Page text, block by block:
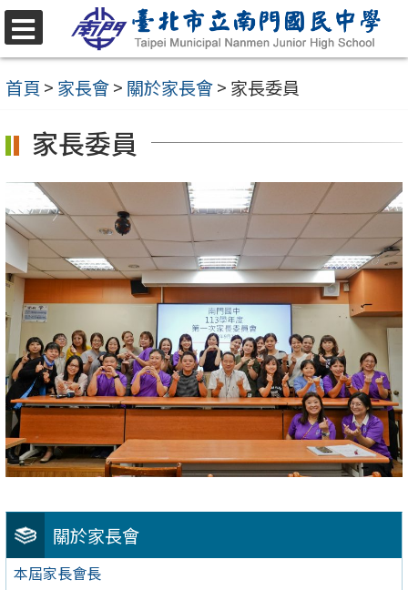
跳
至
主
內
選
單
首頁 > 家長會> 關於家長會> 家長委員
關於家長會
本屆家長會長
家長委員